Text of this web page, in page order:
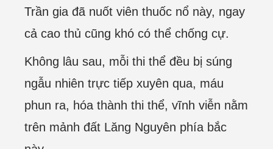
Trần gia đã nuốt viên thuốc nổ này, ngay
cả cao thủ cũng khó có thể chống cự.
Không lâu sau, mỗi thi thể đều bị súng
ngẫu nhiên trực tiếp xuyên qua, máu
phun ra, hóa thành thi thể, vĩnh viễn nằm
trên mảnh đất Lăng Nguyên phía bắc